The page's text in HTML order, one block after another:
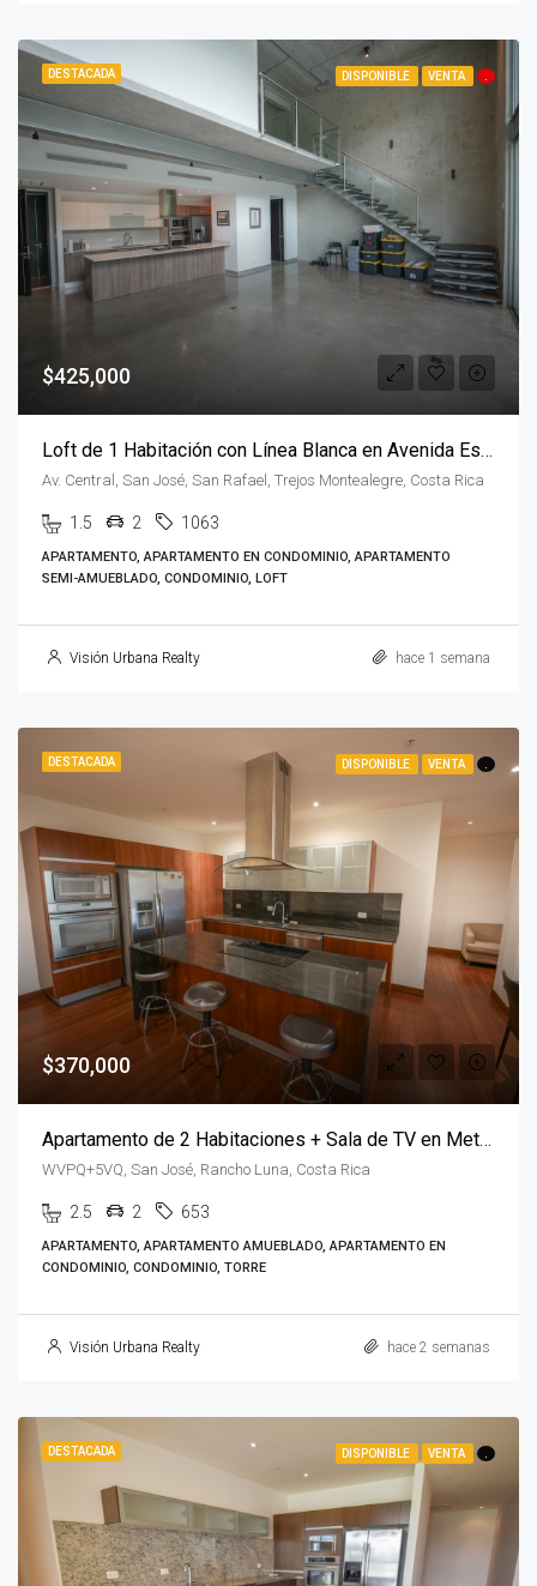
DESTACADA DISPONIBLE VENTA
$425,000
Loft de 1 Habitación con Línea Blanca en Avenida Escazú
Av. Central, San José, San Rafael, Trejos Montealegre, Costa Rica
1.5 2 1063
APARTAMENTO, APARTAMENTO EN CONDOMINIO, APARTAMENTO
SEMI-AMUEBLADO, CONDOMINIO, LOFT
Visión Urbana Realty hace 1 semana
DESTACADA DISPONIBLE VENTA .
$370,000
Apartamento de 2 Habitaciones + Sala de TV en Metropolitan Tower
WVPQ+5VQ, San José, Rancho Luna, Costa Rica
2.5 2 653
APARTAMENTO, APARTAMENTO AMUEBLADO, APARTAMENTO EN
CONDOMINIO, CONDOMINIO, TORRE
Visión Urbana Realty hace 2 semanas
DESTACADA DISPONIBLE VENTA